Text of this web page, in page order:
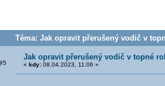
Téma: Jak opravit přerušený vodič v
Jak opravit přerušený vodič v topné
« kdy:08.04.2023, 11:06 »